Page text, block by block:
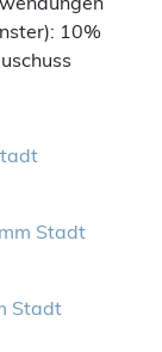
10%
Stadt
Stadt